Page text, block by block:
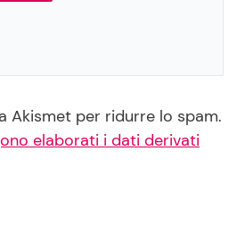
Akismet per ridurre lo spam.
elaborati i dati derivati